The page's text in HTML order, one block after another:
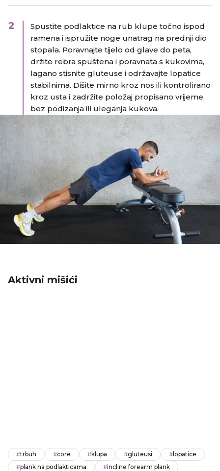
2
Spustite podlaktice na rub klupe točno ispod
ramena i ispružite noge unatrag na prednji dio
stopala. Poravnajte tijelo od glave do peta,
držite rebra spuštena i poravnata s kukovima,
lagano stisnite gluteuse i održavajte lopatice
stabilnima. Dišite mirno kroz nos ili kontrolirano
kroz usta i zadržite položaj propisano vrijeme,
bez podizanja ili uleganja kukova.
Aktivni mišići
#trbuh #core #klupa #gluteusi #lopatice
#plank na podlakticama #incline forearm plank